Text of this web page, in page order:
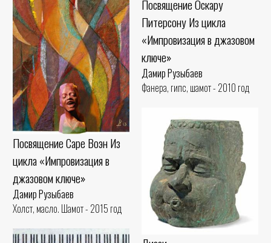
Посвящение Оскару
Питерсону Из цикла
«Импровизация в джазовом
ключе»
Дамир Рузыбаев
Фанера, гипс, шамот - 2010 год
Посвящение Саре Воэн Из
цикла «Импровизация в
джазовом ключе»
Дамир Рузыбаев
Холст, масло. Шамот - 2015 год